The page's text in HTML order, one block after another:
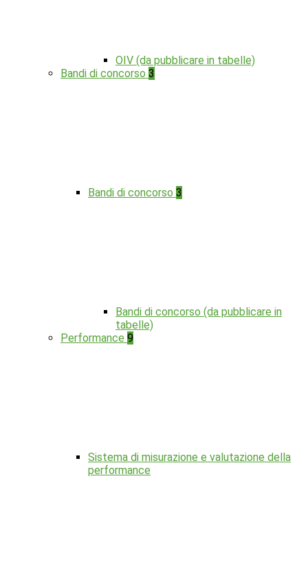
OIV (da pubblicare in tabelle)
Bandi di concorso 3
Bandi di concorso 3
Bandi di concorso (da pubblicare in
tabelle)
Performance 9
Sistema di misurazione e valutazione della
performance